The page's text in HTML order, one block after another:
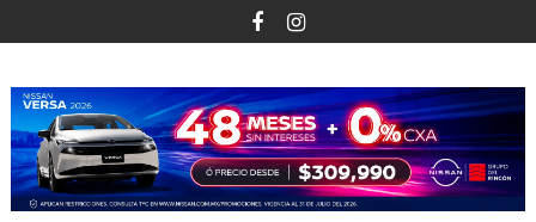
al